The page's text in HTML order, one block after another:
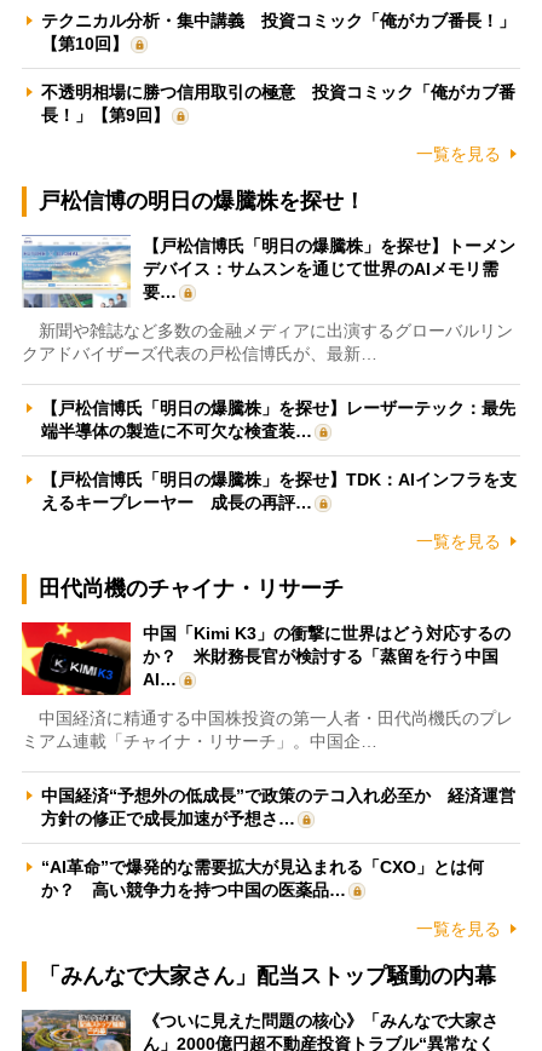
テクニカル分析・集中講義 投資コミック「俺がカブ番長！」
【第10回】
不透明相場に勝つ信用取引の極意 投資コミック「俺がカブ番
長！」【第9回】
一覧を見る
戸松信博の明日の爆騰株を探せ！
【戸松信博氏「明日の爆騰株」を探せ】トーメン
デバイス：サムスンを通じて世界のAIメモリ需
要…
新聞や雑誌など多数の金融メディアに出演するグローバルリン
クアドバイザーズ代表の戸松信博氏が、最新…
【戸松信博氏「明日の爆騰株」を探せ】レーザーテック：最先
端半導体の製造に不可欠な検査装…
【戸松信博氏「明日の爆騰株」を探せ】TDK：AIインフラを支
えるキープレーヤー 成長の再評…
一覧を見る
田代尚機のチャイナ・リサーチ
中国「Kimi K3」の衝撃に世界はどう対応するの
か？ 米財務長官が検討する「蒸留を行う中国
AI…
中国経済に精通する中国株投資の第一人者・田代尚機氏のプレ
ミアム連載「チャイナ・リサーチ」。中国企…
中国経済“予想外の低成長”で政策のテコ入れ必至か 経済運営
方針の修正で成長加速が予想さ…
“AI革命”で爆発的な需要拡大が見込まれる「CXO」とは何
か？ 高い競争力を持つ中国の医薬品…
一覧を見る
「みんなで大家さん」配当ストップ騒動の内幕
《ついに見えた問題の核心》「みんなで大家さ
ん」2000億円超不動産投資トラブル“異常なく